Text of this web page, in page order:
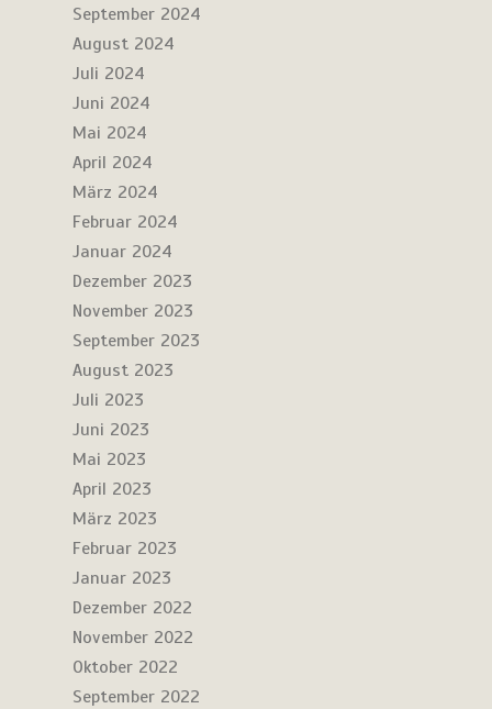
September 2024
August 2024
Juli 2024
Juni 2024
Mai 2024
April 2024
März 2024
Februar 2024
Januar 2024
Dezember 2023
November 2023
September 2023
August 2023
Juli 2023
Juni 2023
Mai 2023
April 2023
März 2023
Februar 2023
Januar 2023
Dezember 2022
November 2022
Oktober 2022
September 2022